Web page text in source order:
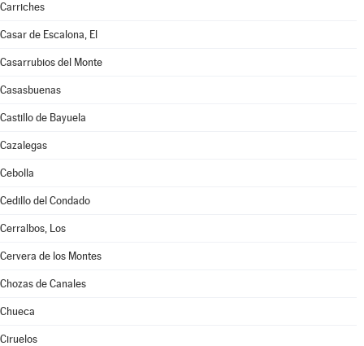
Carriches
Casar de Escalona, El
Casarrubios del Monte
Casasbuenas
Castillo de Bayuela
Cazalegas
Cebolla
Cedillo del Condado
Cerralbos, Los
Cervera de los Montes
Chozas de Canales
Chueca
Ciruelos